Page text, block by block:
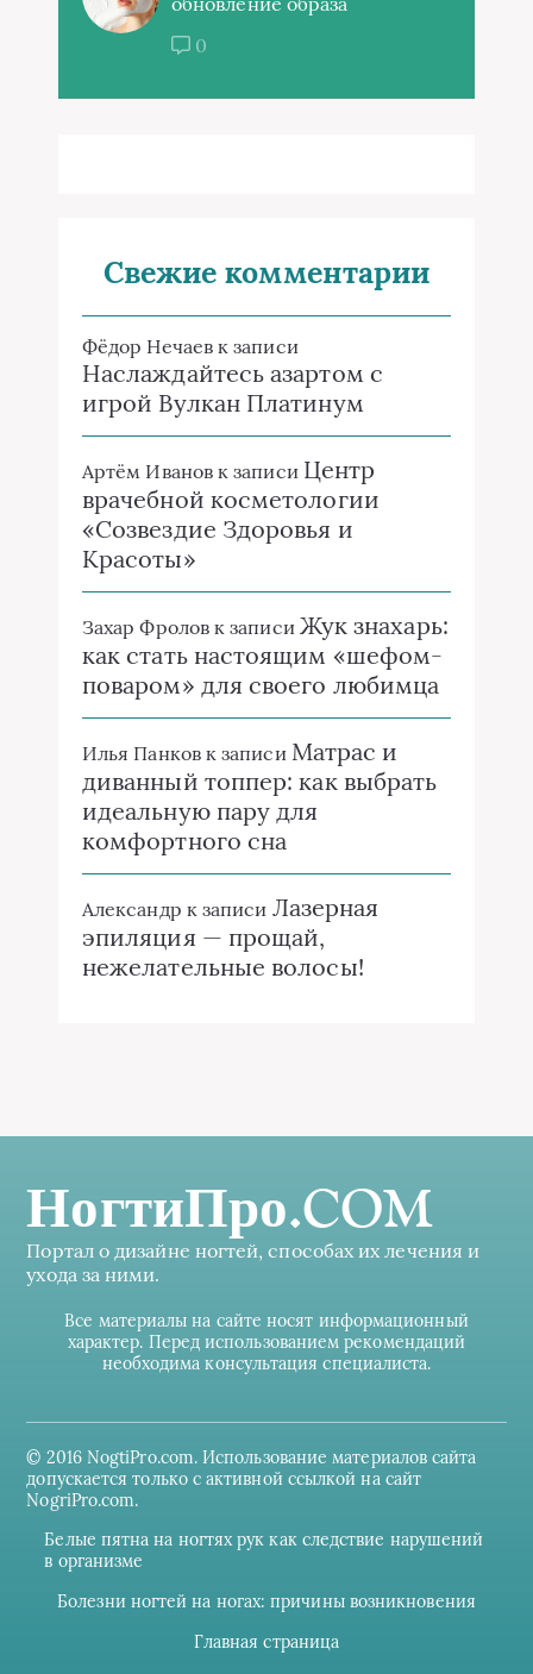
0
Свежие комментарии
Фёдор Нечаевк записи
Наслаждайтесь азартом с
игрой Вулкан Платинум
Артём Ивановк записи Центр
врачебной косметологии
«Созвездие Здоровья и
Красоты»
Захар Фроловк записи Жук знахарь:
как стать настоящим «шефом-
поваром» для своего любимца
Илья Панковк записи Матрас и
диванный топпер: как выбрать
идеальную пару для
комфортного сна
Александр к записи Лазерная
эпиляция — прощай,
нежелательные волосы!
НогтиПро.COM
Портал о дизайне ногтей, способах их лечения и
ухода за ними.
Все материалы на сайте носят информационный
характер. Перед использованием рекомендаций
необходима консультация специалиста.
© 2016 NogtiPro.com. Использование материалов сайта
допускается только с активной ссылкой на сайт
NogriPro.com.
Белые пятна на ногтях рук как следствие нарушений
в организме
Болезни ногтей на ногах: причины возникновения
Главная страница